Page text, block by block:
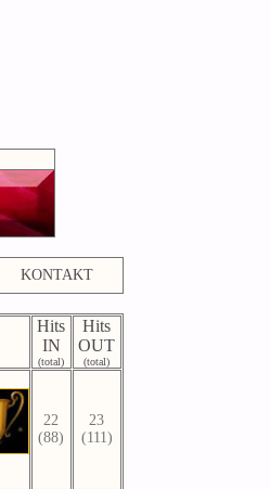
KONTAKT
Hits
IN
(total)
Hits
OUT
(total)
22
(88)
23
(111)